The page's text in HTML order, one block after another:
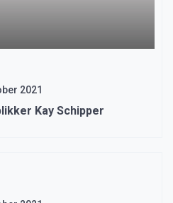
2021
Kay Schipper